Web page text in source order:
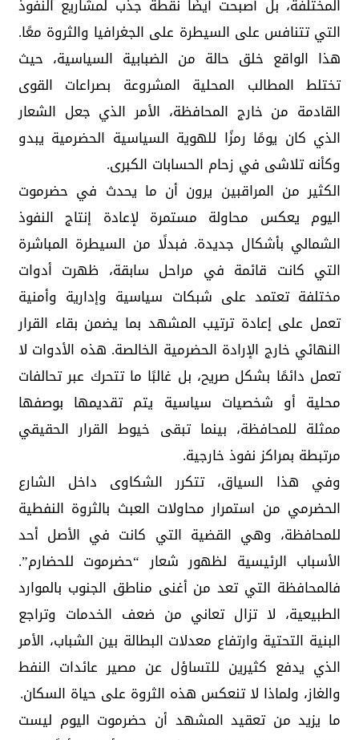
المختلفة، بل أصبحت أيضًا نقطة جذب لمشاريع النفوذ
التي تتنافس على السيطرة على الجغرافيا والثروة معًا.
هذا الواقع خلق حالة من الضبابية السياسية، حيث
تختلط المطالب المحلية المشروعة بصراعات القوى
القادمة من خارج المحافظة، الأمر الذي جعل الشعار
الذي كان يومًا رمزًا للهوية السياسية الحضرمية يبدو
وكأنه تلاشى في زحام الحسابات الكبرى.
الكثير من المراقبين يرون أن ما يحدث في حضرموت
اليوم يعكس محاولة مستمرة لإعادة إنتاج النفوذ
الشمالي بأشكال جديدة. فبدلًا من السيطرة المباشرة
التي كانت قائمة في مراحل سابقة، ظهرت أدوات
مختلفة تعتمد على شبكات سياسية وإدارية وأمنية
تعمل على إعادة ترتيب المشهد بما يضمن بقاء القرار
النهائي خارج الإرادة الحضرمية الخالصة. هذه الأدوات لا
تعمل دائمًا بشكل صريح، بل غالبًا ما تتحرك عبر تحالفات
محلية أو شخصيات سياسية يتم تقديمها بوصفها
ممثلة للمحافظة، بينما تبقى خيوط القرار الحقيقي
مرتبطة بمراكز نفوذ خارجية.
وفي هذا السياق، تتكرر الشكاوى داخل الشارع
الحضرمي من استمرار محاولات العبث بالثروة النفطية
للمحافظة، وهي القضية التي كانت في الأصل أحد
الأسباب الرئيسية لظهور شعار “حضرموت للحضارم”.
فالمحافظة التي تعد من أغنى مناطق الجنوب بالموارد
الطبيعية، لا تزال تعاني من ضعف الخدمات وتراجع
البنية التحتية وارتفاع معدلات البطالة بين الشباب، الأمر
الذي يدفع كثيرين للتساؤل عن مصير عائدات النفط
والغاز، ولماذا لا تنعكس هذه الثروة على حياة السكان.
ما يزيد من تعقيد المشهد أن حضرموت اليوم ليست